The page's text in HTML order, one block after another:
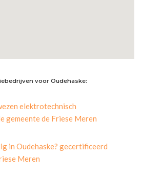
voor Oudehaske:
elektrotechnisch
gemeente de Friese Meren
in Oudehaske? gecertificeerd
Meren